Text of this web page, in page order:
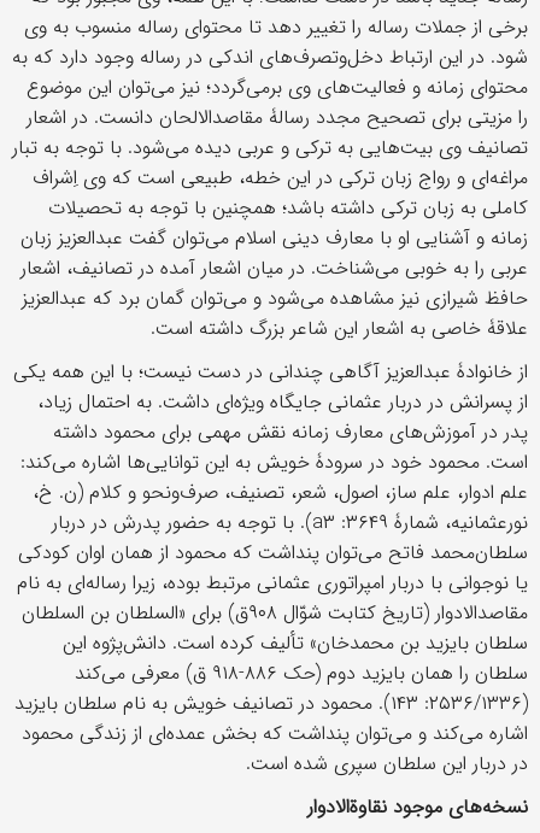
برخی از جملات رساله را تغيير دهد تا محتوای رساله منسوب به وی
شود. در اين ارتباط دخل‌وتصرف‌های اندکی در رساله وجود دارد که به
محتوای زمانه و فعاليت‌های وی برمی‌گردد؛ نیز می‌توان اين موضوع
را مزيتی برای تصحيح مجدد رسالۀ مقاصدالالحان دانست. در اشعار
تصانيف وی بيت‌هايی به ترکی و عربی ديده می‌شود. با توجه به تبار
مراغه‌ای و رواج زبان ترکی در اين خطه، طبيعی است که وی اِشراف
کاملی به زبان ترکی داشته باشد؛ همچنين با توجه به تحصيلات
زمانه و آشنايی او با معارف دينی اسلام می‌توان گفت عبدالعزيز زبان
عربی را به خوبی می‌شناخت. در ميان اشعار آمده در تصانيف، اشعار
حافظ شیرازی نيز مشاهده می‌شود و می‌توان گمان برد که عبدالعزيز
علاقۀ خاصی به اشعار اين شاعر بزرگ داشته است.
از خانوادۀ عبدالعزيز آگاهی چندانی در دست نيست؛ با اين همه يکی
از پسرانش در دربار عثمانی جايگاه ويژه‌ای داشت. به احتمال زياد،
پدر در آموزش‌های معارف زمانه نقش مهمی برای محمود داشته
است. محمود خود در سرودۀ خويش به اين توانايی‌ها اشاره می‌کند:
علم ادوار، علم ساز، اصول، شعر، تصنیف، صرف‌ونحو و کلام (ن. خ،
نورعثمانیه، شمارۀ ۳۶۴۹: a۳). با توجه به حضور پدرش در دربار
سلطان‌محمد فاتح می‌توان پنداشت که محمود از همان اوان کودکی
يا نوجوانی با دربار امپراتوری عثمانی مرتبط بوده، زیرا رساله‌ای به نام
مقاصدالادوار (تاريخ کتابت شوّال ۹۰۸ق) برای «السلطان بن السلطان
سلطان بایزید بن محمدخان» تأليف کرده است. دانش‌پژوه اين
سلطان را همان بايزيد دوم (حک ۸۸۶-۹۱۸ ق) معرفی می‌کند
(۲۵۳۶/۱۳۳۶: ۱۴۳). محمود در تصانيف خويش به نام سلطان بايزيد
اشاره می‌کند و می‌توان پنداشت که بخش عمده‌ای از زندگی محمود
در دربار اين سلطان سپری شده است.
نسخه‌های موجود نقاوة‌الادوار